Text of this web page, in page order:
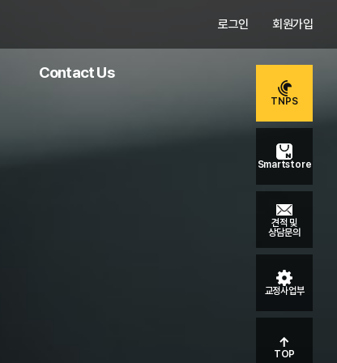
로그인 회원가입
Contact Us
TNPS
Smartstore
견적 및
상담문의
교정사업부
TOP